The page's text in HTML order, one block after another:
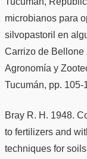
microbianos para
silvopastoril en
Carrizo de Bellone
Agronomía y
Tucumán, pp. 105-
Bray R. H. 1948.
to fertilizers and
techniques for